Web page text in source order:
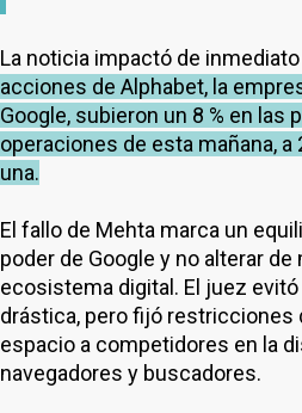
La noticia impactó de
acciones de Alphabet, la
Google, subieron un 8 % en las
operaciones de esta mañana, a
una.
El fallo de Mehta marca un
poder de Google y no alterar de
ecosistema digital. El juez
drástica, pero fijó restricciones
espacio a competidores en la
navegadores y buscadores.